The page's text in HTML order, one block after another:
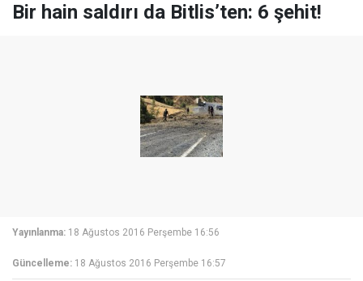
Bir hain saldırı da Bitlis’ten: 6 şehit!
Yayınlanma: 18 Ağustos 2016 Perşembe 16:56
Güncelleme: 18 Ağustos 2016 Perşembe 16:57